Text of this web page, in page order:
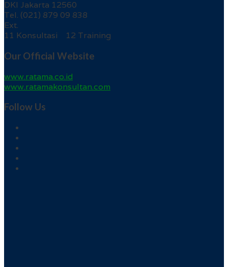
DKI Jakarta 12560
Tel. (021) 879 09 838
Ext.
11 Konsultasi 12 Training
Our Official Website
www.ratama.co.id
www.ratamakonsultan.com
Follow Us